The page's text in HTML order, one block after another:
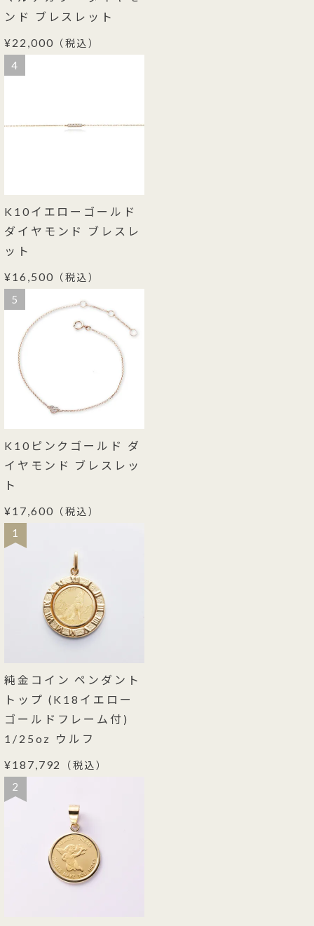
ンド ブレスレット
¥22,000 （税込）
4
K10イエローゴールド
ダイヤモンド ブレスレ
ット
¥16,500 （税込）
5
K10ピンクゴールド ダ
イヤモンド ブレスレッ
ト
¥17,600 （税込）
1
純金コイン ペンダント
トップ (K18イエロー
ゴールドフレーム付)
1/25oz ウルフ
¥187,792
（税込）
2